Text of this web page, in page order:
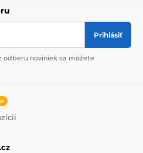
Prihlásiť
odberu noviniek sa môžete